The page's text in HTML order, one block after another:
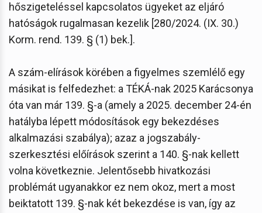
hőszigeteléssel kapcsolatos ügyeket az eljáró
hatóságok rugalmasan kezelik [280/2024. (IX. 30.)
Korm. rend. 139. § (1) bek.].
A szám-elírások körében a figyelmes szemlélő egy
másikat is felfedezhet: a TÉKÁ-nak 2025 Karácsonya
óta van már 139. §-a (amely a 2025. december 24-én
hatályba lépett módosítások egy bekezdéses
alkalmazási szabálya); azaz a jogszabály-
szerkesztési előírások szerint a 140. §-nak kellett
volna következnie. Jelentősebb hivatkozási
problémát ugyanakkor ez nem okoz, mert a most
beiktatott 139. §-nak két bekezdése is van, így az